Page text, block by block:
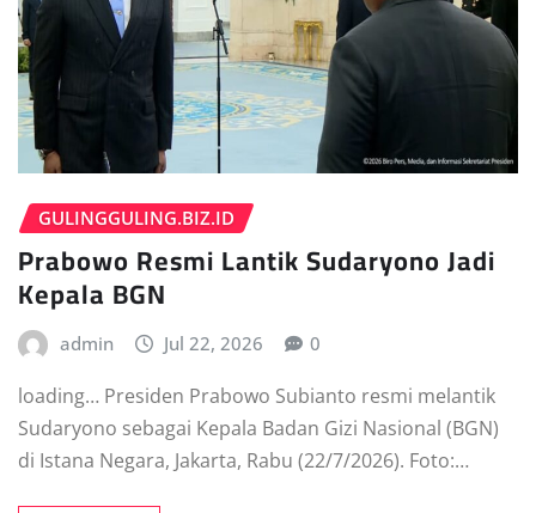
GULINGGULING.BIZ.ID
Prabowo Resmi Lantik Sudaryono Jadi
Kepala BGN
admin Jul 22, 2026 0
loading… Presiden Prabowo Subianto resmi melantik
Sudaryono sebagai Kepala Badan Gizi Nasional (BGN)
di Istana Negara, Jakarta, Rabu (22/7/2026). Foto:…